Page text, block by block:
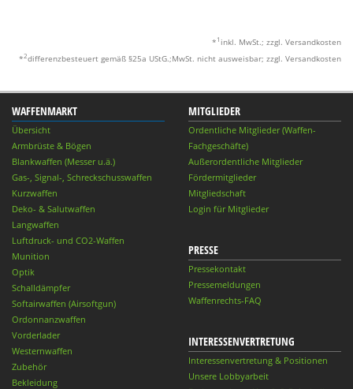
* 1 inkl. MwSt.; zzgl. Versandkosten
*2differenzbesteuert gemäß §25a UStG.;MwSt. nicht ausweisbar; zzgl. Versandkosten
WAFFENMARKT
Übersicht
Armbrüste & Bögen
Blankwaffen (Messer u.ä.)
Gas-, Signal-, Schreckschusswaffen
Kurzwaffen
Deko- & Salutwaffen
Langwaffen
Luftdruck- und CO2-Waffen
Munition
Optik
Schalldämpfer
Softairwaffen (Airsoftgun)
Ordonnanzwaffen
Vorderlader
Westernwaffen
Zubehör
Bekleidung
MITGLIEDER
Ordentliche Mitglieder (Waffen-
Fachgeschäfte)
Außerordentliche Mitglieder
Fördermitglieder
Mitgliedschaft
Login für Mitglieder
PRESSE
Pressekontakt
Pressemeldungen
Waffenrechts-FAQ
INTERESSENVERTRETUNG
Interessenvertretung & Positionen
Unsere Lobbyarbeit